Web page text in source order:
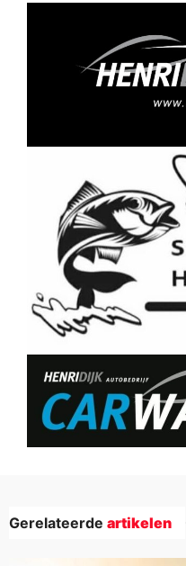
Gerelateerde artikelen